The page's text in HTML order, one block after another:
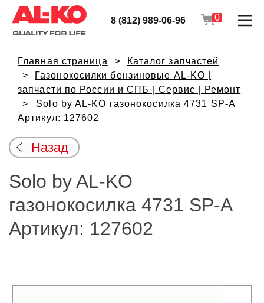
8 (812) 989-06-96 0
Главная страница
Каталог запчастей
Газонокосилки бензиновые AL-KO |
запчасти по России и СПБ | Сервис | Ремонт
Solo by AL-KO газонокосилка 4731 SP-A
Артикул: 127602
Назад
Solo by AL-KO
газонокосилка 4731 SP-A
Артикул: 127602